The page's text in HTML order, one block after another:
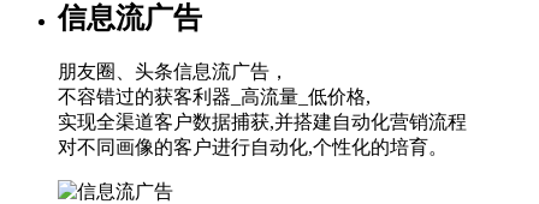
信息流广告
朋友圈、头条信息流广告，
不容错过的获客利器_高流量_低价格,
实现全渠道客户数据捕获,并搭建自动化营销流程
对不同画像的客户进行自动化,个性化的培育。